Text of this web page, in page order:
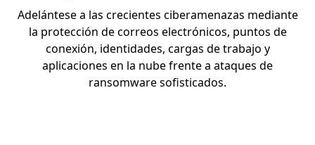
Adelántese a las crecientes ciberamenazas mediante
la protección de correos electrónicos, puntos de
conexión, identidades, cargas de trabajo y
aplicaciones en la nube frente a ataques de
ransomware sofisticados.